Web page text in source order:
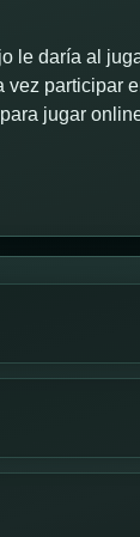
le daría al
participar
jugar